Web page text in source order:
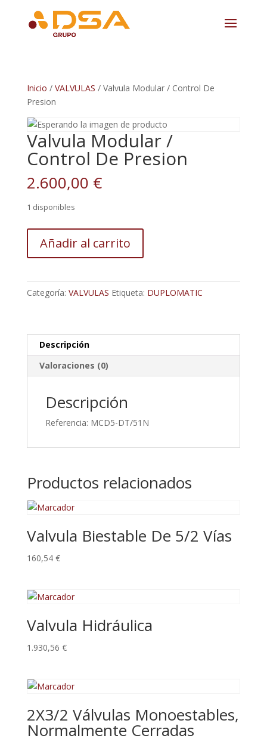
Inicio / VALVULAS / Valvula Modular / Control De
Presion
Valvula Modular /
Control De Presion
2.600,00 €
1 disponibles
Modular
/
De
Añadir al carrito
Categoría: VALVULAS Etiqueta: DUPLOMATIC
Descripción
Valoraciones (0)
Descripción
Referencia: MCD5-DT/51N
Productos relacionados
Valvula Biestable De 5/2 Vías
160,54 €
Valvula Hidráulica
1.930,56 €
2X3/2 Válvulas Monoestables,
Normalmente Cerradas